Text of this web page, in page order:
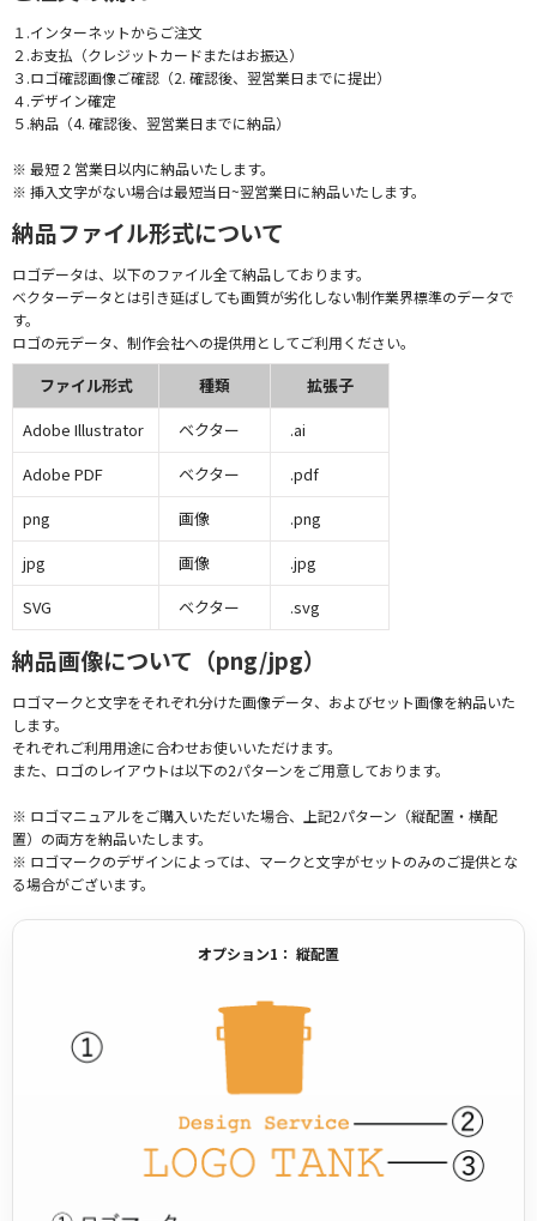
１.インターネットからご注文
２.お支払（クレジットカードまたはお振込）
３.ロゴ確認画像ご確認（2. 確認後、翌営業日までに提出）
４.デザイン確定
５.納品（4. 確認後、翌営業日までに納品）
※ 最短 2 営業日以内に納品いたします。
※ 挿入文字がない場合は最短当日~翌営業日に納品いたします。
納品ファイル形式について
ロゴデータは、以下のファイル全て納品しております。
ベクターデータとは引き延ばしても画質が劣化しない制作業界標準のデータで
す。
ロゴの元データ、制作会社への提供用としてご利用ください。
ファイル形式 種類
拡張子
Adobe Illustrator
ベクター
.ai
Adobe PDF
ベクター
.pdf
png
画像
.png
jpg
画像
.jpg
SVG
ベクター .svg
納品画像について（png/jpg）
ロゴマークと文字をそれぞれ分けた画像データ、およびセット画像を納品いた
します。
それぞれご利用用途に合わせお使いいただけます。
また、ロゴのレイアウトは以下の2パターンをご用意しております。
※ ロゴマニュアルをご購入いただいた場合、上記2パターン（縦配置・横配
置）の両方を納品いたします。
※ ロゴマークのデザインによっては、マークと文字がセットのみのご提供とな
る場合がございます。
オプション1： 縦配置